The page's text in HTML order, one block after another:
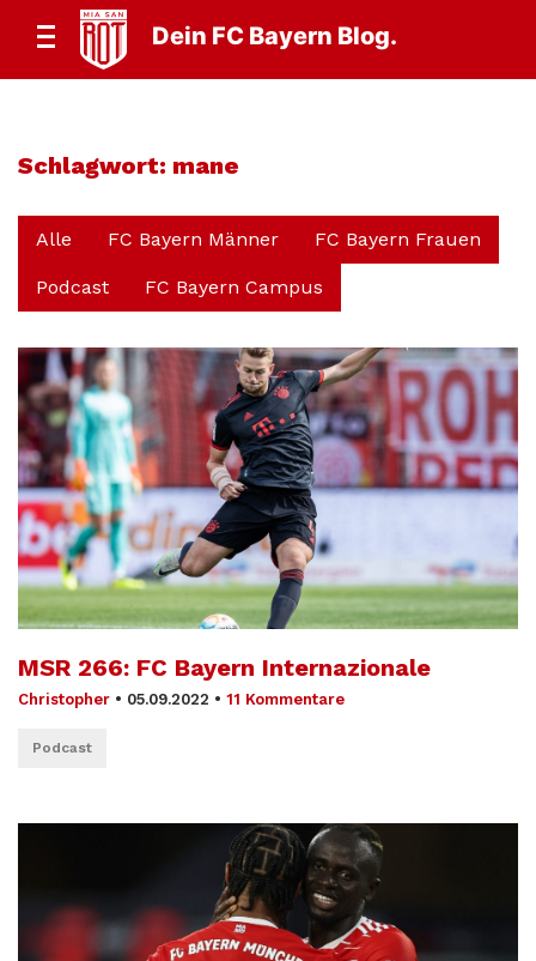
Dein FC Bayern Blog.
Schlagwort: mane
Alle FC Bayern Männer FC Bayern Frauen
Podcast FC Bayern Campus
MSR 266: FC Bayern Internazionale
Christopher • 05.09.2022 • 11 Kommentare
Podcast